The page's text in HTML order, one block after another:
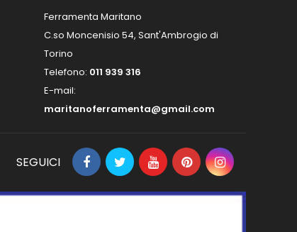
Ferramenta Maritano
C.so Moncenisio 54, Sant'Ambrogio di
Torino
Telefono: 011 939 316
E-mail:
maritanoferramenta@gmail.com
SEGUICI